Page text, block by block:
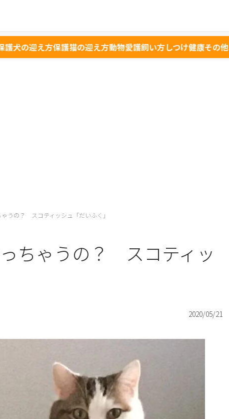
護犬の迎え方保護猫の迎え方動物愛護飼い方しつけ健康その他
うの？ スコティッシュ「だいふく」
ちゃうの？ スコティッ
2020/05/21